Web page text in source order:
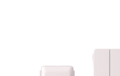
робот для
кухне месье